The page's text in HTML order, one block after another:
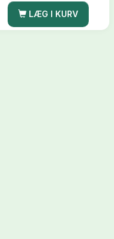
LÆG I KURV